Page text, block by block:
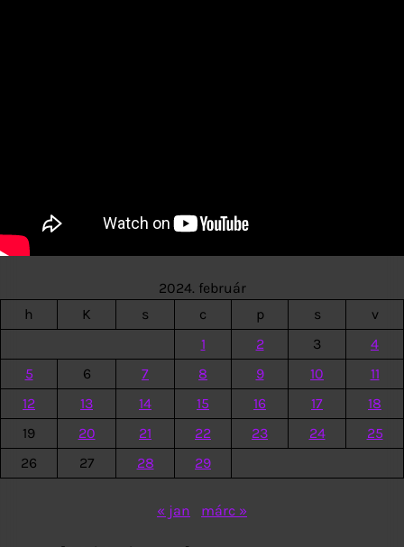
2024. február
h
K s c p s
v
1
2 3
4
5
6 7 8 9 10
11
12
13 14 15 16 17
18
19
20 21 22 23 24
25
26
27 28 29
« jan márc »